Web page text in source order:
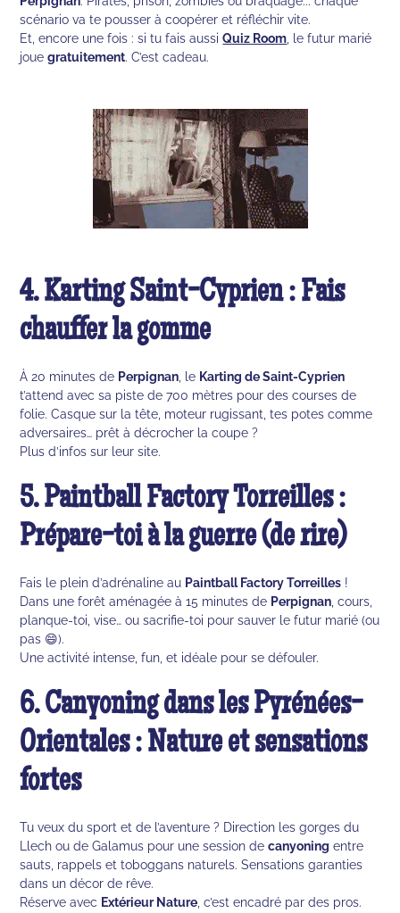
scénario va te pousser à coopérer et réfléchir vite.
Et, encore une fois : si tu fais aussiQuiz Room , le futur marié
jouegratuitement. C’est cadeau.
4. Karting Saint-Cyprien : Fais
chauffer la gomme
À 20 minutes de Perpignan , le Karting de Saint-Cyprien
t’attend avec sa piste de 700 mètres pour des courses de
folie. Casque sur la tête, moteur rugissant, tes potes comme
adversaires… prêt à décrocher la coupe ?
Plus d’infos sur leur site.
5. Paintball Factory Torreilles :
Prépare-toi à la guerre (de rire)
Fais le plein d’adrénaline au Paintball Factory Torreilles !
Dans une forêt aménagée à 15 minutes de Perpignan , cours,
planque-toi, vise… ou sacrifie-toi pour sauver le futur marié (ou
pas 😄).
Une activité intense, fun, et idéale pour se défouler.
6. Canyoning dans les Pyrénées-
Orientales : Nature et sensations
fortes
Tu veux du sport et de l’aventure ? Direction les gorges du
Llech ou de Galamus pour une session decanyoning entre
sauts, rappels et toboggans naturels. Sensations garanties
dans un décor de rêve.
Réserve avec Extérieur Nature , c’est encadré par des pros.